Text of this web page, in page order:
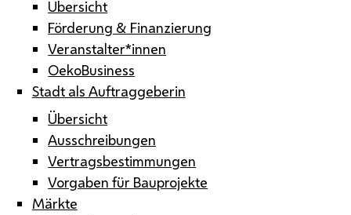
Übersicht
Förderung & Finanzierung
Veranstalter*innen
OekoBusiness
Stadt als Auftraggeberin
Übersicht
Ausschreibungen
Vertragsbestimmungen
Vorgaben für Bauprojekte
Märkte